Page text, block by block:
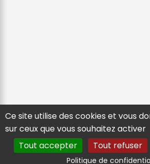
Ce site utilise des cookies et vous
sur ceux que vous souhaitez activer
Tout accepter
Tout refuser
Politique de